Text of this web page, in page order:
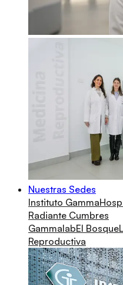
Nuestras Sedes
Instituto Gamma
Radiante Cumbres
GammalabEl Bosque
Reproductiva